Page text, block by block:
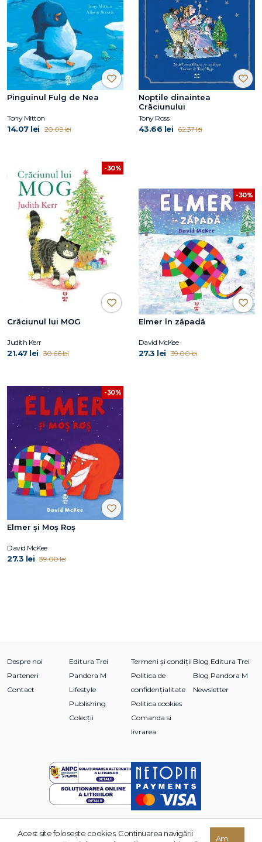
Pinguinul Fulg de Nea
Tony Mitton
14.07 lei 20.09 lei
Nopțile dinaintea
Crăciunului
Tony Ross
43.66 lei 62.37 lei
-30%
Crăciunul lui MOG
Judith Kerr
21.47 lei 30.66 lei
-30%
Elmer în zăpadă
David McKee
27.3 lei 39.00 lei
-30%
Elmer și Moș Roș
David McKee
27.3 lei 39.00 lei
Despre noi
Parteneri
Contact
Editura Trei
Pandora M
Lifestyle
Publishing
Colecții
Termeni și condiții
Politica de
confidențialitate
Politica cookies
Comanda si
livrarea
Blog Editura Trei
Blog Pandora M
Newsletter
© 2026 Grupul Editorial TREI. Toate drepturile rezervate.
Acest site foloseşte cookies. Continuarea navigării
Am